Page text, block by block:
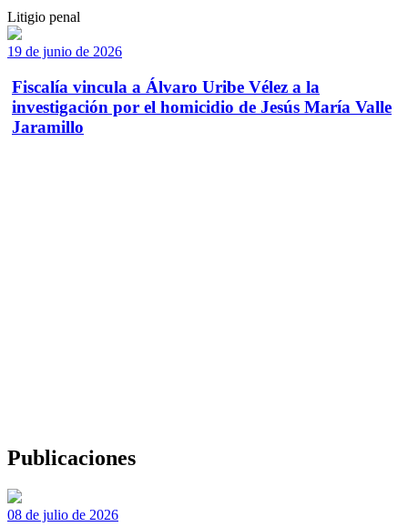
Litigio penal
19 de junio de 2026
Fiscalía vincula a Álvaro Uribe Vélez a la
investigación por el homicidio de Jesús María Valle
Jaramillo
Publicaciones
08 de julio de 2026